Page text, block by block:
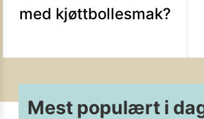
med kjøttbollesmak?
Mest populært i